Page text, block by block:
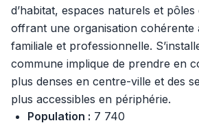
d’habitat, espaces naturels et pôles
offrant une organisation cohérente
familiale et professionnelle.
commune implique de prendre en
plus denses en centre-ville et des
plus accessibles en périphérie.
Population : 7 740